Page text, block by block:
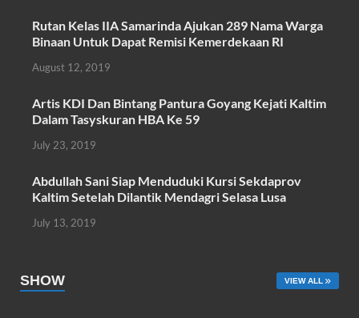
o
o
k
A
p
Rutan Kelas IIA Samarinda Ajukan 289 Nama Warga
Binaan Untuk Dapat Remisi Kemerdekaan RI
August 12, 2019
Artis KDI Dan Bintang Pantura Goyang Kejati Kaltim
Dalam Tasyskuran HBA Ke 59
July 23, 2019
Abdullah Sani Siap Menduduki Kursi Sekdaprov
Kaltim Setelah Dilantik Mendagri Selasa Lusa
July 13, 2019
SHOW VIEW ALL